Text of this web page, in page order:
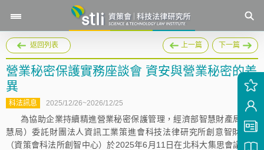
返回列表 上一篇 下一篇
營業秘密保護實務座談會 資安與營業秘密的差
異
科法訊息 2025/12/26~2026/12/25
為協助企業持續精進營業秘密保護管理，經濟部智慧財產局（智
慧局）委託財團法人資訊工業策進會科技法律研究所創意智財中心
（資策會科法所創智中心）於2025年6月11日在北科大集思會議中心